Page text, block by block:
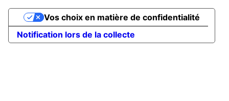
Notification lors de la collecte
Vos choix en matière de confidentialité